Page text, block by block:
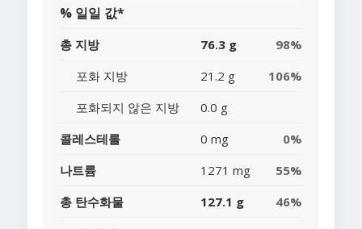
% 일일 값*
총 지방 76.3 g
98%
포화 지방
21.2 g
106%
포화되지 않은 지방
0.0 g
콜레스테롤
0 mg
0%
나트륨
1271 mg
55%
총 탄수화물
127.1 g
46%